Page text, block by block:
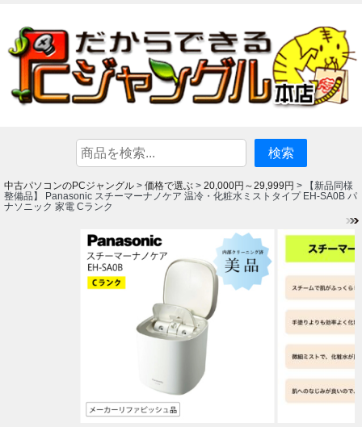
中古パソコンのPCジャングル > 価格で選ぶ > 20,000円～29,999円 > 【新品同様
整備品】 Panasonic スチーマーナノケア 温冷・化粧水ミストタイプ EH-SA0B パ
ナソニック 家電 Cランク